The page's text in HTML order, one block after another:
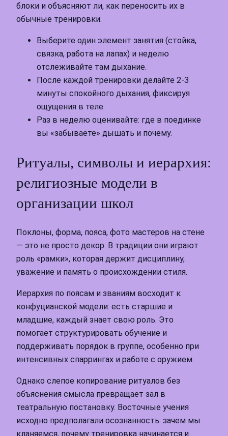
блоки и объясняют ли, как переносить их в
обычные тренировки.
Выберите один элемент занятия (стойка,
связка, работа на лапах) и неделю
отслеживайте там дыхание.
После каждой тренировки делайте 2-3
минуты спокойного дыхания, фиксируя
ощущения в теле.
Раз в неделю оценивайте: где в поединке
вы «забываете» дышать и почему.
Ритуалы, символы и иерархия:
религиозные модели в
организации школ
Поклоны, форма, пояса, фото мастеров на стене
— это не просто декор. В традиции они играют
роль «рамки», которая держит дисциплину,
уважение и память о происхождении стиля.
Иерархия по поясам и званиям восходит к
конфуцианской модели: есть старшие и
младшие, каждый знает свою роль. Это
помогает структурировать обучение и
поддерживать порядок в группе, особенно при
интенсивных спаррингах и работе с оружием.
Однако слепое копирование ритуалов без
объяснения смысла превращает зал в
театральную постановку. Восточные учения
исходно предполагали осознанность: зачем мы
кланяемся, почему тренировка начинается и